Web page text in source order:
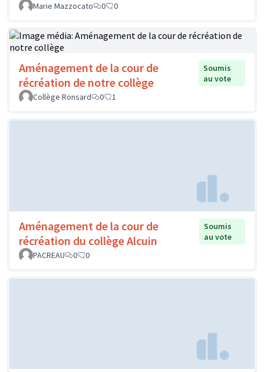
Marie Mazzocato
0 0
Aménagement de la cour de
récréation de notre collège
Soumis
au vote
Collège Ronsard
0 1
Aménagement de la cour de
récréation du collège Alcuin
Soumis
au vote
PACREAU
0 0